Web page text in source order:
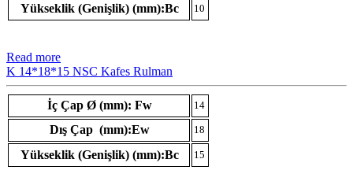
Yükseklik (Genişlik) (mm):Bc 10
Read more
K 14*18*15 NSC Kafes Rulman
İç Çap Ø (mm): Fw 14
Dış Çap (mm):Ew 18
Yükseklik (Genişlik) (mm):Bc 15